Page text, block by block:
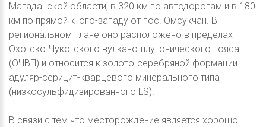
Магаданской области, в 320 км по автодорогам и в 180
км по прямой к юго-западу от пос. Омсукчан. В
региональном плане оно расположено в пределах
Охотско-Чукотского вулкано-плутонического пояса
(ОЧВП) и относится к золото-серебряной формации
адуляр-серицит-кварцевого минерального типа
(низкосульфидизированного LS).
В связи с тем что месторождение является хорошо